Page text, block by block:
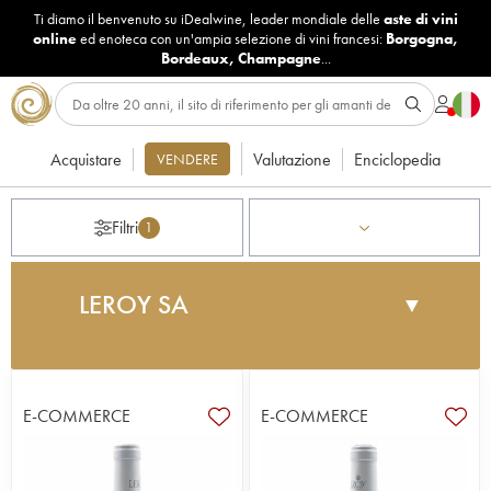
Ti diamo il benvenuto su iDealwine, leader mondiale delle aste di vini
onlineed enoteca con un'ampia selezione di vini francesi: Borgogna,
Bordeaux, Champagne...
Acquistare VENDERE Valutazione Enciclopedia
Filtri 1
LEROY SA ▼
All’inizio del XX secolo, Henri Leroy contribuì
notevolmente al successo dei vini di questa tenuta
e il suo lavoro è portato avanti dalla figlia Lalou
Bize-Leroy dal 1971. Questa azienda simbolo
E-COMMERCE E-COMMERCE